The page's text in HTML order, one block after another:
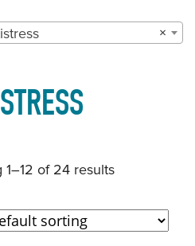
×
1–12 of 24 results